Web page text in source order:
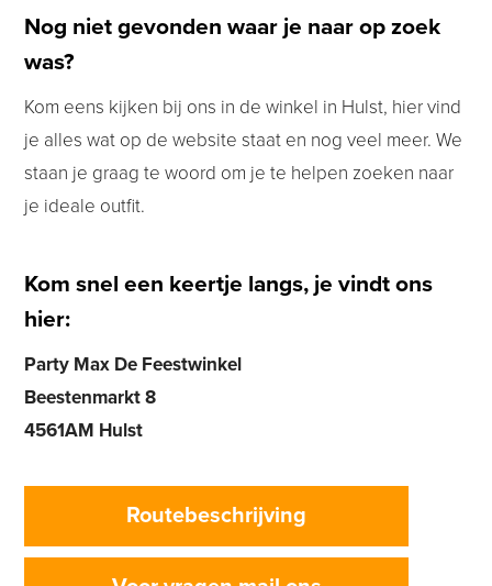
Nog niet gevonden waar je naar op zoek
was?
Kom eens kijken bij ons in de winkel in Hulst, hier vind
je alles wat op de website staat en nog veel meer. We
staan je graag te woord om je te helpen zoeken naar
je ideale outfit.
Kom snel een keertje langs, je vindt ons
hier:
Party Max De Feestwinkel
Beestenmarkt 8
4561AM Hulst
Routebeschrijving